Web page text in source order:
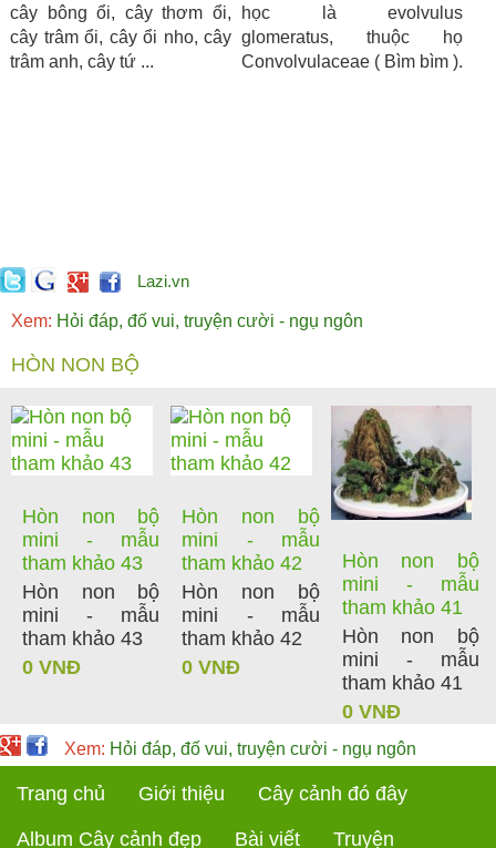
cây bông ổi, cây thơm ổi,
cây trâm ổi, cây ổi nho, cây
trâm anh, cây tứ ...
học là evolvulus
glomeratus, thuộc họ
Convolvulaceae ( Bìm bìm ).
Lazi.vn
Xem: Hỏi đáp, đố vui, truyện cười - ngụ ngôn
HÒN NON BỘ
Hòn non bộ
mini - mẫu
tham khảo 43
Hòn non bộ
mini - mẫu
tham khảo 43
0 VNĐ
Hòn non bộ
mini - mẫu
tham khảo 42
Hòn non bộ
mini - mẫu
tham khảo 42
0 VNĐ
Hòn non bộ
mini - mẫu
tham khảo 41
Hòn non bộ
mini - mẫu
tham khảo 41
0 VNĐ
Xem: Hỏi đáp, đố vui, truyện cười - ngụ ngôn
Trang chủ Giới thiệu Cây cảnh đó đây
Album Cây cảnh đẹp Bài viết Truyện